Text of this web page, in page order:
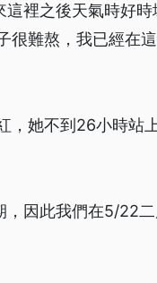
裡之後天氣時好
很難熬，我已經在
，她不到26小時站
，因此我們在5/22